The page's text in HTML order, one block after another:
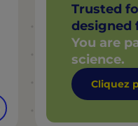
Trusted
designed
You are
science.
Cliquez